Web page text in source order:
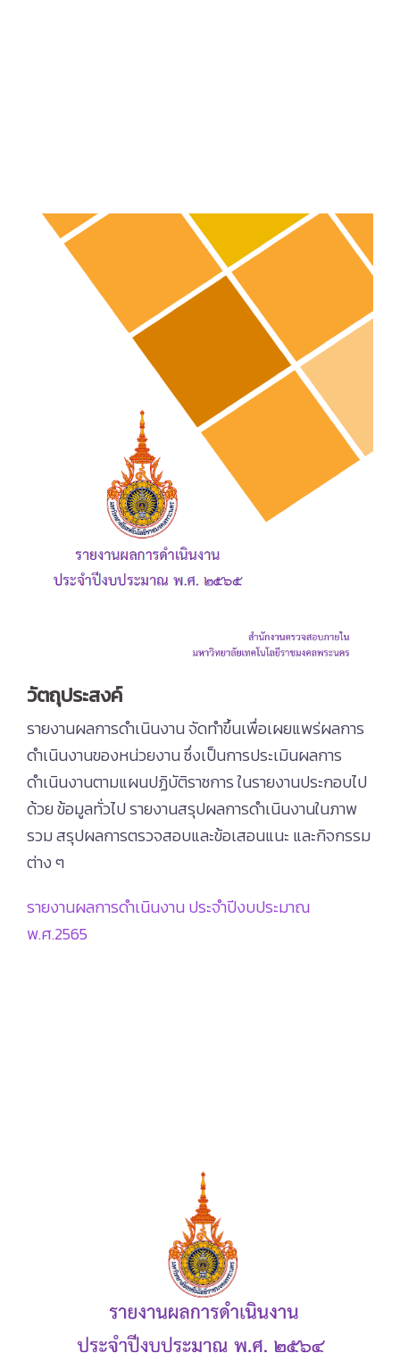
วัตถุประสงค์
รายงานผลการดำเนินงาน จัดทำขึ้นเพื่อเผยแพร่ผลการ
ดำเนินงานของหน่วยงาน ซึ่งเป็นการประเมินผลการ
ดำเนินงานตามแผนปฏิบัติราชการ ในรายงานประกอบไป
ด้วย ข้อมูลทั่วไป รายงานสรุปผลการดำเนินงานในภาพ
รวม สรุปผลการตรวจสอบและข้อเสอนแนะ และกิจกรรม
ต่าง ๆ
รายงานผลการดำเนินงาน ประจำปีงบประมาณ
พ.ศ.2565